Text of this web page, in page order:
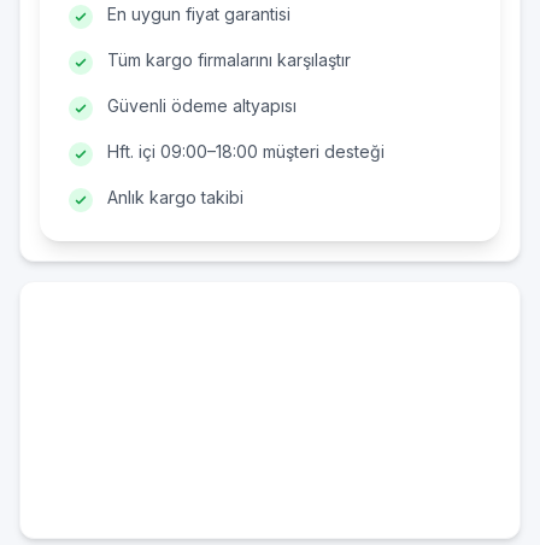
En uygun fiyat garantisi
Tüm kargo firmalarını karşılaştır
Güvenli ödeme altyapısı
Hft. içi 09:00–18:00 müşteri desteği
Anlık kargo takibi